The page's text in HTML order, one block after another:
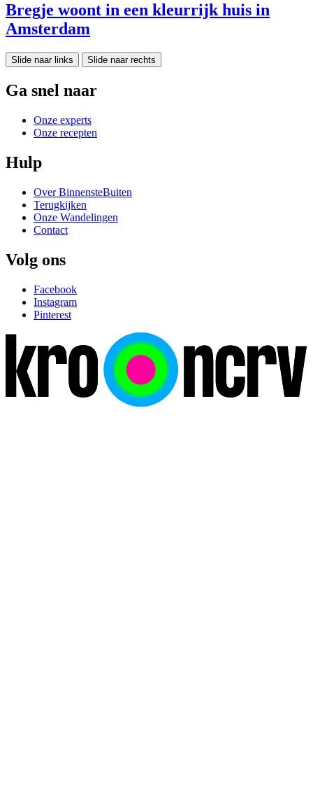
Bregje woont in een kleurrijk huis in
Amsterdam
Slide naar links Slide naar rechts
Ga snel naar
Onze experts
Onze recepten
Hulp
Over BinnensteBuiten
Terugkijken
Onze Wandelingen
Contact
Volg ons
Facebook
Instagram
Pinterest